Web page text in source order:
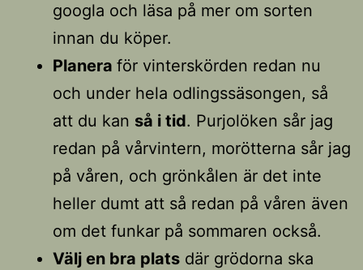
googla och läsa på mer om sorten
innan du köper.
Planera för vinterskörden redan nu
och under hela odlingssäsongen, så
att du kan så i tid. Purjolöken sår jag
redan på vårvintern, morötterna sår jag
på våren, och grönkålen är det inte
heller dumt att så redan på våren även
om det funkar på sommaren också.
Välj en bra plats där grödorna ska